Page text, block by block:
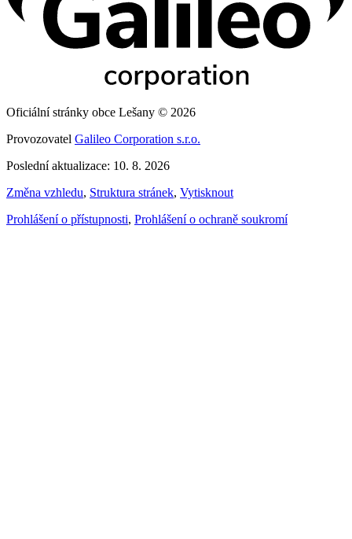
Oficiální stránky obce Lešany © 2026
Provozovatel Galileo Corporation s.r.o.
Poslední aktualizace: 10. 8. 2026
Změna vzhledu, Struktura stránek, Vytisknout
Prohlášení o přístupnosti, Prohlášení o ochraně soukromí